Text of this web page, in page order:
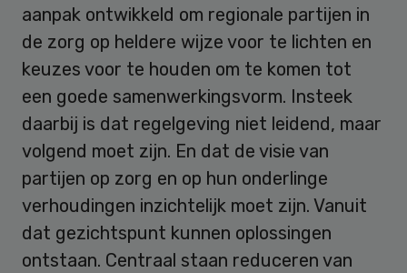
aanpak ontwikkeld om regionale partijen in
de zorg op heldere wijze voor te lichten en
keuzes voor te houden om te komen tot
een goede samenwerkingsvorm. Insteek
daarbij is dat regelgeving niet leidend, maar
volgend moet zijn. En dat de visie van
partijen op zorg en op hun onderlinge
verhoudingen inzichtelijk moet zijn. Vanuit
dat gezichtspunt kunnen oplossingen
ontstaan. Centraal staan reduceren van